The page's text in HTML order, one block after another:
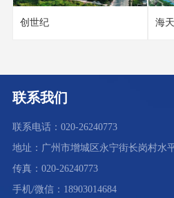
创世纪 海
联系我们
联系电话：020-26240773
地址：广州市增城区永宁街长岗村水
传真：020-26240773
手机/微信：18903014684